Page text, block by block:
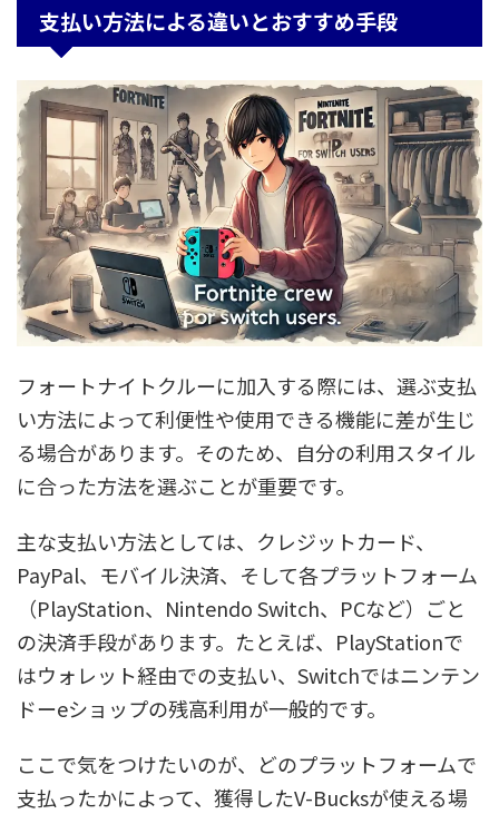
支払い方法による違いとおすすめ手段
フォートナイトクルーに加入する際には、選ぶ支払
い方法によって利便性や使用できる機能に差が生じ
る場合があります。そのため、自分の利用スタイル
に合った方法を選ぶことが重要です。
主な支払い方法としては、クレジットカード、
PayPal、モバイル決済、そして各プラットフォーム
（PlayStation、Nintendo Switch、PCなど）ごと
の決済手段があります。たとえば、PlayStationで
はウォレット経由での支払い、Switchではニンテン
ドーeショップの残高利用が一般的です。
ここで気をつけたいのが、どのプラットフォームで
支払ったかによって、獲得したV-Bucksが使える場